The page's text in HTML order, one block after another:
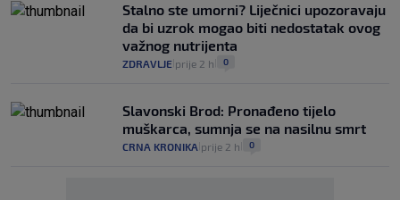
Stalno ste umorni? Liječnici upozoravaju
da bi uzrok mogao biti nedostatak ovog
važnog nutrijenta
ZDRAVLJE prije 2 h 0
Slavonski Brod: Pronađeno tijelo
muškarca, sumnja se na nasilnu smrt
CRNA KRONIKA prije 2 h 0